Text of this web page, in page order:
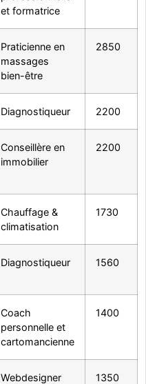
et formatrice
Praticienne en
massages
bien-être
2850
Diagnostiqueur 2200
Conseillère en
immobilier
2200
Chauffage &
climatisation
1730
Diagnostiqueur 1560
Coach
personnelle et
cartomancienne
1400
Webdesigner 1350